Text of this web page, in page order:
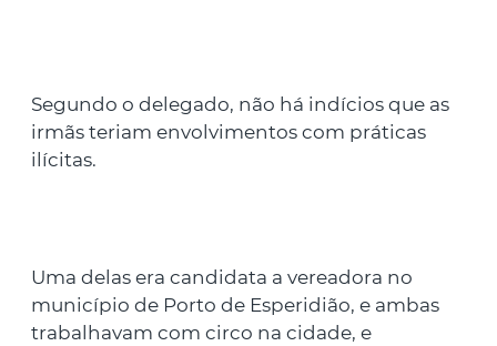
Segundo o delegado, não há indícios que as
irmãs teriam envolvimentos com práticas
ilícitas.
Uma delas era candidata a vereadora no
município de Porto de Esperidião, e ambas
trabalhavam com circo na cidade, e